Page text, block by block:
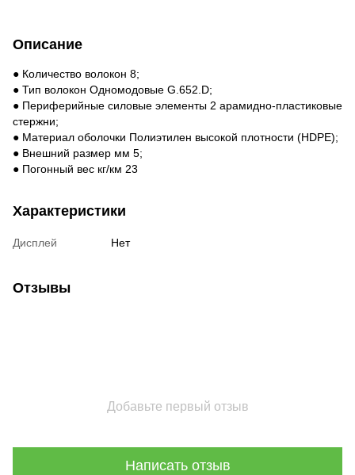
Описание
● Количество волокон 8;
● Тип волокон Одномодовые G.652.D;
● Периферийные силовые элементы 2 арамидно-пластиковые
стержни;
● Материал оболочки Полиэтилен высокой плотности (HDPE);
● Внешний размер мм 5;
● Погонный вес кг/км 23
Характеристики
Дисплей Нет
Отзывы
Добавьте первый отзыв
Написать отзыв